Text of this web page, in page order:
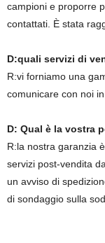
campioni e proporre
contattati. È stata
D:quali servizi di
R:vi forniamo una
comunicare con noi
D: Qual è la vostra
R:la nostra garanzia
servizi post-vendita
un avviso di
di sondaggio sulla